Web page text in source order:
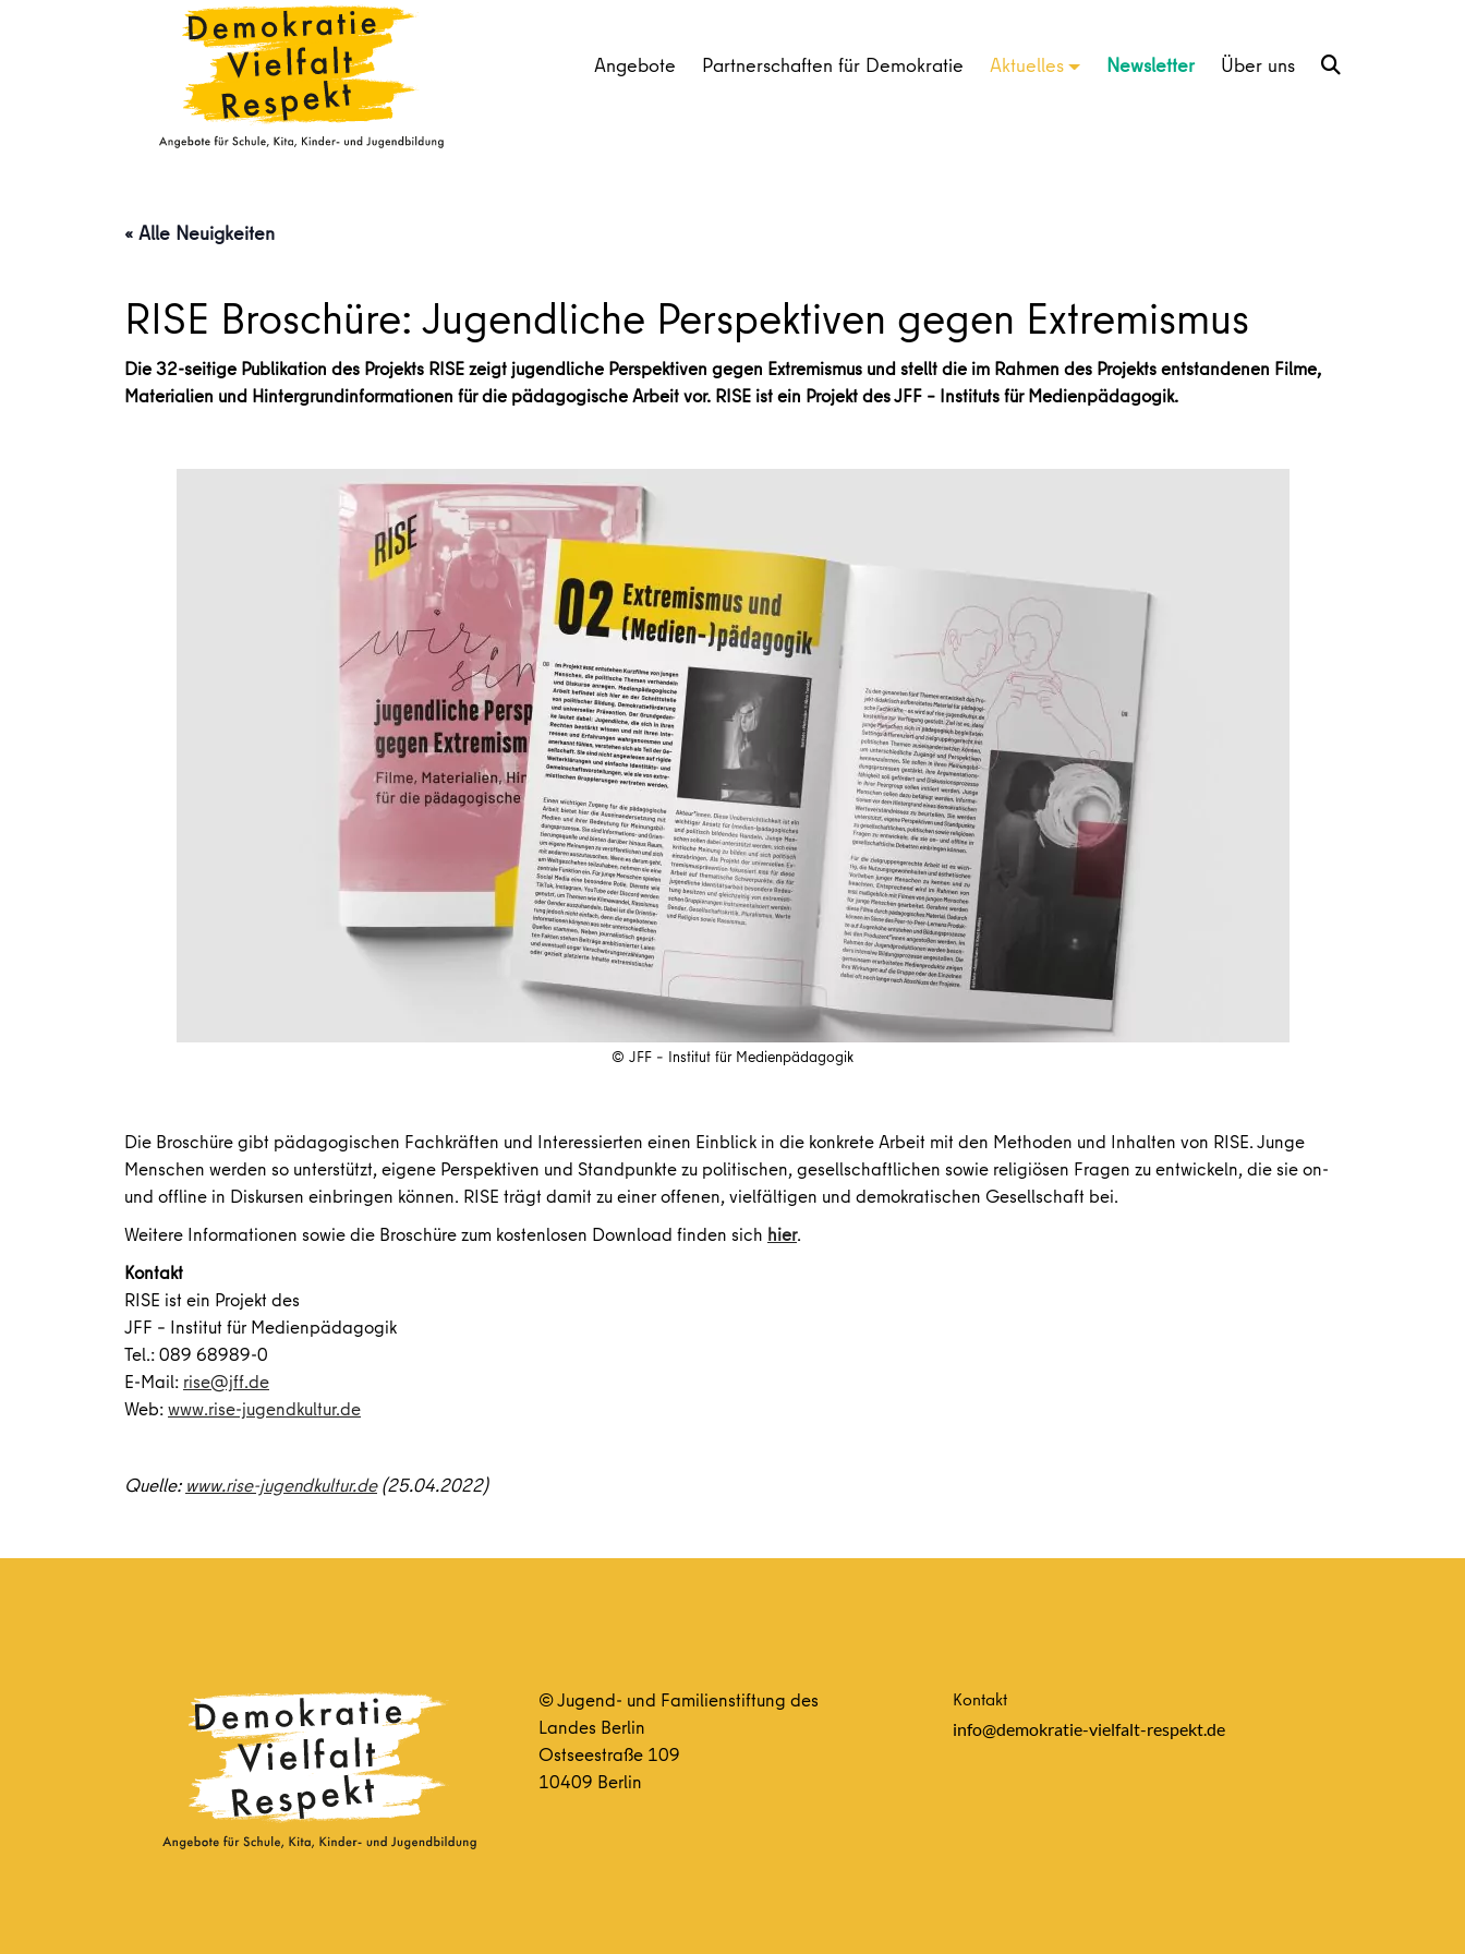
Angebote Partnerschaften für Demokratie Aktuelles Newsletter Über uns
« Alle Neuigkeiten
RISE Broschüre: Jugendliche Perspektiven gegen Extremismus
Die 32-seitige Publikation des Projekts RISE zeigt jugendliche Perspektiven gegen Extremismus und stellt die im Rahmen des Projekts entstandenen Filme,
Materialien und Hintergrundinformationen für die pädagogische Arbeit vor. RISE ist ein Projekt des JFF – Instituts für Medienpädagogik.
© JFF – Institut für Medienpädagogik
Die Broschüre gibt pädagogischen Fachkräften und Interessierten einen Einblick in die konkrete Arbeit mit den Methoden und Inhalten von RISE. Junge
Menschen werden so unterstützt, eigene Perspektiven und Standpunkte zu politischen, gesellschaftlichen sowie religiösen Fragen zu entwickeln, die sie on-
und offline in Diskursen einbringen können. RISE trägt damit zu einer offenen, vielfältigen und demokratischen Gesellschaft bei.
Weitere Informationen sowie die Broschüre zum kostenlosen Download finden sich hier.
Kontakt
RISE ist ein Projekt des
JFF – Institut für Medienpädagogik
Tel.: 089 68989-0
E-Mail: rise@jff.de
Web:www.rise-jugendkultur.de
Quelle: www.rise-jugendkultur.de(25.04.2022)
© Jugend- und Familienstiftung des
Landes Berlin
Ostseestraße 109
10409 Berlin
Kontakt
info@demokratie-vielfalt-respekt.de